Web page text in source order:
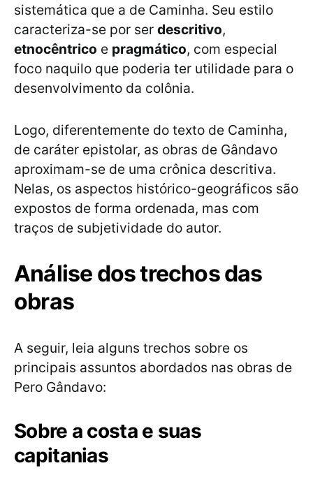
sistemática que a de Caminha. Seu estilo
caracteriza-se por ser descritivo,
etnocêntrico e pragmático, com especial
foco naquilo que poderia ter utilidade para o
desenvolvimento da colônia.
Logo, diferentemente do texto de Caminha,
de caráter epistolar, as obras de Gândavo
aproximam-se de uma crônica descritiva.
Nelas, os aspectos histórico-geográficos são
expostos de forma ordenada, mas com
traços de subjetividade do autor.
Análise dos trechos das
obras
A seguir, leia alguns trechos sobre os
principais assuntos abordados nas obras de
Pero Gândavo:
Sobre a costa e suas
capitanias